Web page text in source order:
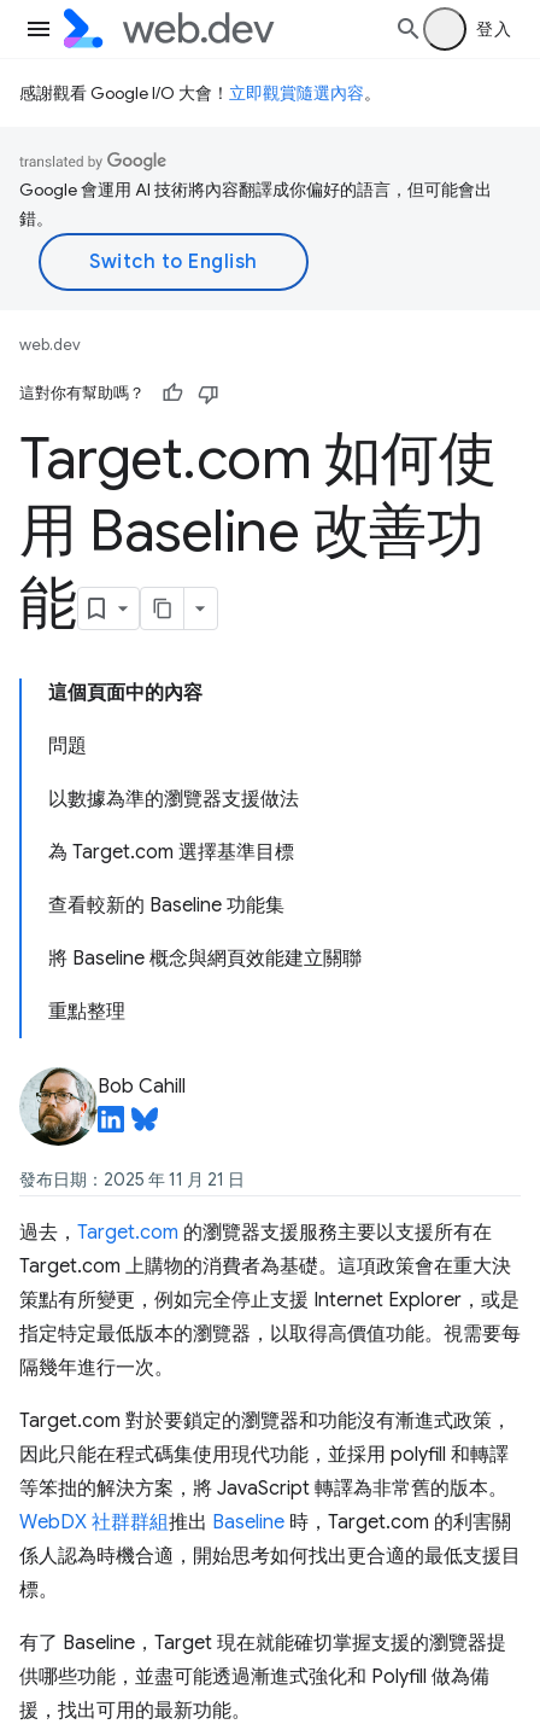
登入
感謝觀看 Google I/O 大會！ 立即觀賞隨選內容。
Google 會運用 AI 技術將內容翻譯成你偏好的語言，但可能會出
錯。
web.dev
這對你有幫助嗎？
Target.com 如何使
用 Baseline 改善功
能
這個頁面中的內容
問題
以數據為準的瀏覽器支援做法
為 Target.com 選擇基準目標
查看較新的 Baseline 功能集
將 Baseline 概念與網頁效能建立關聯
重點整理
Bob Cahill
發布日期：2025 年 11 月 21 日
過去， Target.com 的瀏覽器支援服務主要以支援所有在
Target.com 上購物的消費者為基礎。這項政策會在重大決
策點有所變更，例如完全停止支援 Internet Explorer，或是
指定特定最低版本的瀏覽器，以取得高價值功能。視需要每
隔幾年進行一次。
Target.com 對於要鎖定的瀏覽器和功能沒有漸進式政策，
因此只能在程式碼集使用現代功能，並採用 polyfill 和轉譯
等笨拙的解決方案，將 JavaScript 轉譯為非常舊的版本。
WebDX 社群群組推出 Baseline 時，Target.com 的利害關
係人認為時機合適，開始思考如何找出更合適的最低支援目
標。
有了 Baseline，Target 現在就能確切掌握支援的瀏覽器提
供哪些功能，並盡可能透過漸進式強化和 Polyfill 做為備
援，找出可用的最新功能。